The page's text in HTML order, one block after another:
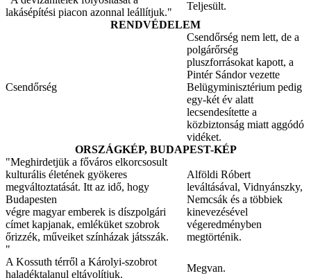
lakásépítési piacon azonnal leállítjuk."
Teljesült.
RENDVÉDELEM
Csendőrség
Csendőrség nem lett, de a
polgárőrség
pluszforrásokat kapott, a
Pintér Sándor vezette
Belügyminisztérium pedig
egy-két év alatt
lecsendesítette a
közbiztonság miatt aggódó
vidéket.
ORSZÁGKÉP, BUDAPEST-KÉP
"Meghirdetjük a főváros elkorcsosult
kulturális életének gyökeres
megváltoztatását. Itt az idő, hogy
Budapesten
végre magyar emberek is díszpolgári
címet kapjanak, emléküket szobrok
őrizzék, műveiket színházak játsszák.
"
Alföldi Róbert
leváltásával, Vidnyánszky,
Nemcsák és a többiek
kinevezésével
végeredményben
megtörténik.
A Kossuth térről a Károlyi-szobrot
haladéktalanul eltávolítjuk.
Megvan.